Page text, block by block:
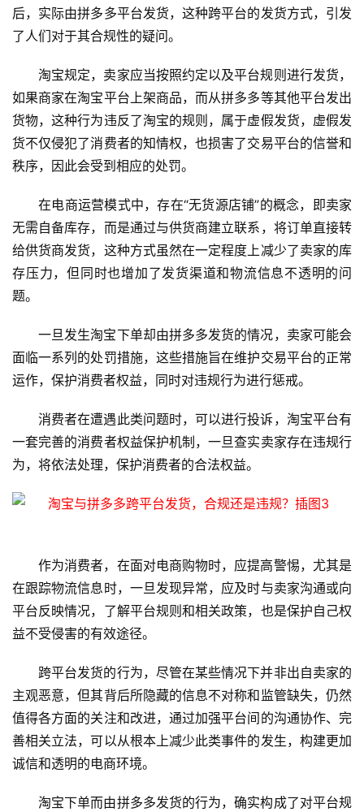
首
云
服
虚
主
术
程
N
服
务
后，实际由拼多多平台发货，这种跨平台的发货方式，引发
了人们对于其合规性的疑问。
淘宝规定，卖家应当按照约定以及平台规则进行发货，
如果商家在淘宝平台上架商品，而从拼多多等其他平台发出
货物，这种行为违反了淘宝的规则，属于虚假发货，虚假发
货不仅侵犯了消费者的知情权，也损害了交易平台的信誉和
秩序，因此会受到相应的处罚。
在电商运营模式中，存在“无货源店铺”的概念，即卖家
无需自备库存，而是通过与供货商建立联系，将订单直接转
给供货商发货，这种方式虽然在一定程度上减少了卖家的库
存压力，但同时也增加了发货渠道和物流信息不透明的问
题。
一旦发生淘宝下单却由拼多多发货的情况，卖家可能会
面临一系列的处罚措施，这些措施旨在维护交易平台的正常
运作，保护消费者权益，同时对违规行为进行惩戒。
消费者在遭遇此类问题时，可以进行投诉，淘宝平台有
一套完善的消费者权益保护机制，一旦查实卖家存在违规行
为，将依法处理，保护消费者的合法权益。
作为消费者，在面对电商购物时，应提高警惕，尤其是
在跟踪物流信息时，一旦发现异常，应及时与卖家沟通或向
平台反映情况，了解平台规则和相关政策，也是保护自己权
益不受侵害的有效途径。
跨平台发货的行为，尽管在某些情况下并非出自卖家的
主观恶意，但其背后所隐藏的信息不对称和监管缺失，仍然
值得各方面的关注和改进，通过加强平台间的沟通协作、完
善相关立法，可以从根本上减少此类事件的发生，构建更加
诚信和透明的电商环境。
淘宝下单而由拼多多发货的行为，确实构成了对平台规